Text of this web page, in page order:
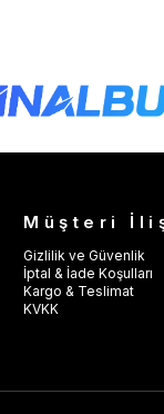
Müşteri
Gizlilik ve Güvenlik
İptal & İade Koşulları
Kargo & Teslimat
KVKK